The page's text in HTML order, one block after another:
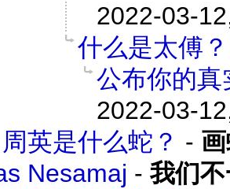
2022-03-
什么是太傅？
公布你的真
2022-03-
周英是什么蛇？ -
Nesamaj - 我们